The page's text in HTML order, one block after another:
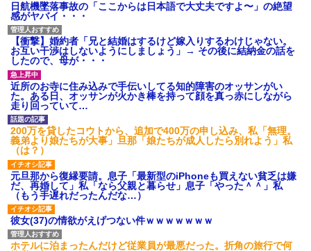
日航機墜落事故の「ここからは日本語で大丈夫ですよ〜」の絶望
感がヤバイ・・・
【衝撃】婚約者「兄と結婚はするけど嫁入りするわけじゃない。
お互い干渉はしないようにしましょう」→ その後に結納金の話を
したので、母が・・・
近所のお寺に住み込みで手伝いしてる知的障害のオッサンがい
た。ある日、オッサンが火かき棒を持って顔を真っ赤にしながら
走り回っていて…
200万を貸したコウトから、追加で400万の申し込み、私「無理。
義弟より娘たちが大事」旦那「娘たちが成人したら別れよう」私
（は？）
元旦那から復縁要請。息子「最新型のiPhoneも買えない貧乏は嫌
だ、再婚して」私「なら父親と暮らせ」息子「やった＾＾」私
（もう手遅れだったんだな…）
彼女(37)の情欲がえげつない件ｗｗｗｗｗｗｗ
ホテルに泊まったんだけど従業員が最悪だった。折角の旅行で何